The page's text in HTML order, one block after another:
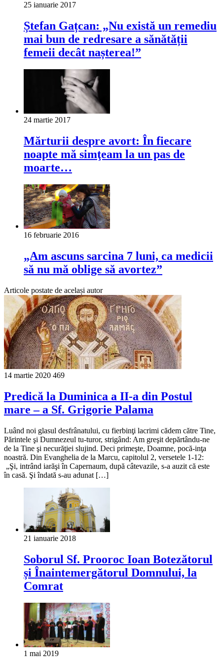
25 ianuarie 2017
Ștefan Gațcan: „Nu există un remediu
mai bun de redresare a sănătății
femeii decât nașterea!”
24 martie 2017
Mărturii despre avort: În fiecare
noapte mă simţeam la un pas de
moarte…
16 februarie 2016
„Am ascuns sarcina 7 luni, ca medicii
să nu mă oblige să avortez”
Articole postate de același autor
14 martie 2020 469
Predică la Duminica a II-a din Postul
mare – a Sf. Grigorie Palama
Luând noi glasul desfrânatului, cu fierbinţi lacrimi cădem către Tine,
Părintele şi Dumnezeul tu-turor, strigând: Am greşit depărtându-ne
de la Tine şi necurăţiei slujind. Deci primeşte, Doamne, pocă-inţa
noastră. Din Evanghelia de la Marcu, capitolul 2, versetele 1-12:
„Şi, intrând iarăşi în Capernaum, după câtevazile, s-a auzit că este
în casă. Şi îndată s-au adunat […]
21 ianuarie 2018
Soborul Sf. Prooroc Ioan Botezătorul
și Înaintemergătorul Domnului, la
Comrat
1 mai 2019